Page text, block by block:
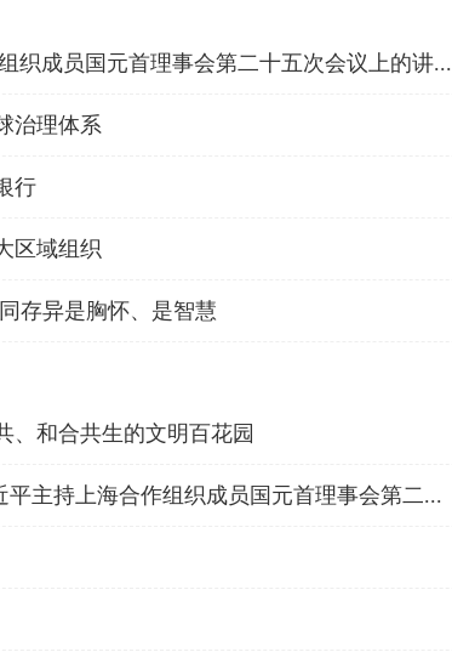
织成员国元首理事会第二十五次会议上的讲...
治理体系
行
区域组织
存异是胸怀、是智慧
、和合共生的文明百花园
主持上海合作组织成员国元首理事会第二...